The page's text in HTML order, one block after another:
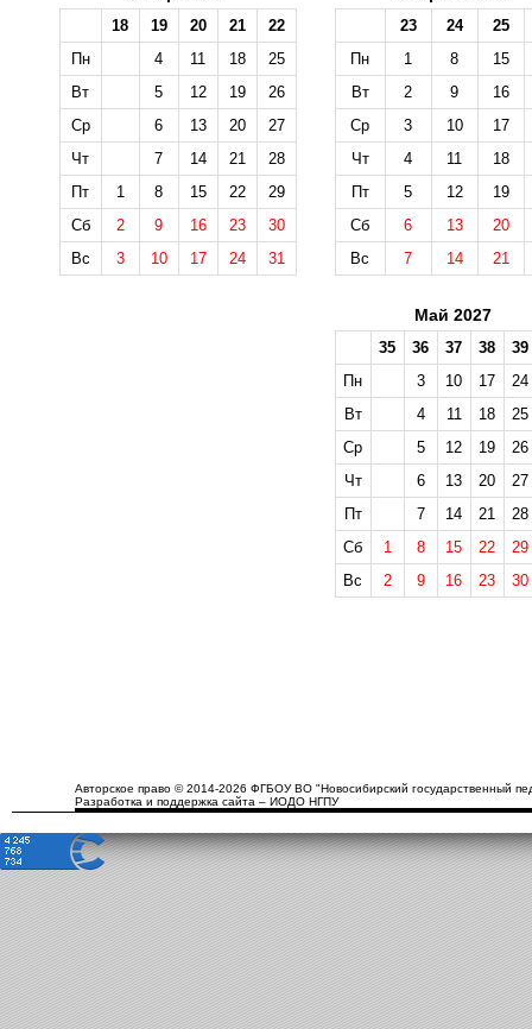
18 19 20 21
22
Пн
4 11 18
25
Вт
5 12 19
26
Ср
6 13 20
27
Чт
7 14 21
28
Пт
1 8 15 22
29
Сб
2 9 16 23
30
Вс
3 10 17 24 31
23 24
25
Пн
1 8
15
Вт
2 9
16
Ср
3 10
17
Чт
4 11
18
Пт
5 12
19
Сб
6 13
20
Вс
7 14 21
Май 2027
35 36 37 38
39
Пн
3 10 17
24
Вт
4 11 18
25
Ср
5 12 19
26
Чт
6 13 20
27
Пт
7 14 21
28
Сб
1 8 15 22
29
Вс
2 9 16 23 30
Авторское право © 2014-2026 ФГБОУ ВО "Новосибирский государственный
Разработка и поддержка сайта – ИОДО НГПУ